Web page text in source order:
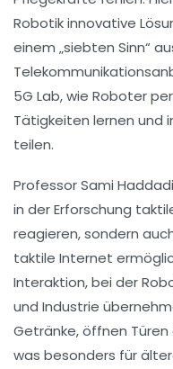
Robotik innovative
einem „siebten Sinn“
5G Lab, wie Roboter
Tätigkeiten lernen und
teilen.
Professor Sami
in der Erforschung
reagieren, sondern
taktile Internet
Interaktion, bei der
und Industrie
Getränke, öffnen
was besonders für